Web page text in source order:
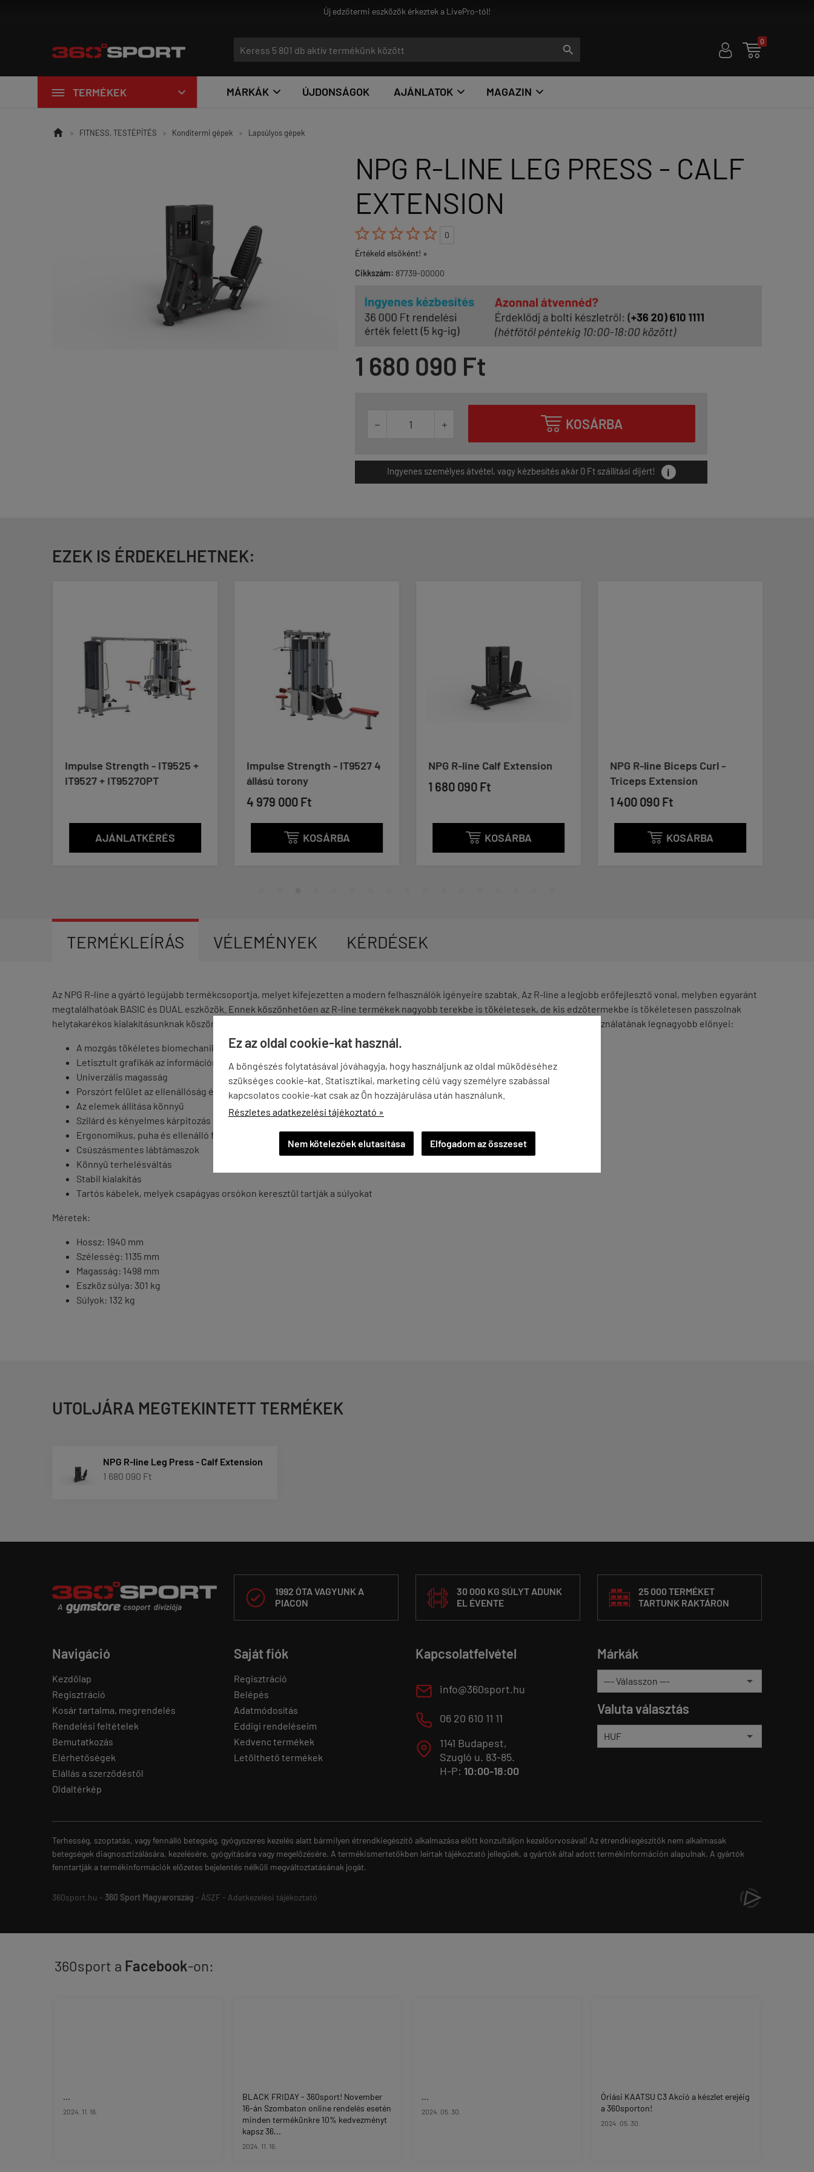
Ez az oldal cookie-kat használ.
A böngészés folytatásával jóváhagyja, hogy használjunk az oldal működéséhez
szükséges cookie-kat. Statisztikai, marketing célú vagy személyre szabással
kapcsolatos cookie-kat csak az Ön hozzájárulása után használunk.
Részletes adatkezelési tájékoztató »
Nem kötelezőek elutasítása Elfogadom az összeset
Új edzőtermi eszközök érkeztek a LivePro-tól!
S U 
0
 TERMÉKEK  MÁRKÁK  ÚJDONSÁGOK AJÁNLATOK  MAGAZIN 
 » FITNESS, TESTÉPÍTÉS » Konditermi gépek » Lapsúlyos gépek
NPG R-LINE LEG PRESS - CALF
EXTENSION

0
Értékeld elsőként! »
Cikkszám: 87739-00000
1 680 090 Ft
   KOSÁRBA
Ingyenes személyes átvétel, vagy kézbesítés akár 0 Ft szállítási díjért! i
EZEK IS ÉRDEKELHETNEK:
Impulse Strength - IT9525 +
IT9527 + IT9527OPT
AJÁNLATKÉRÉS
Impulse Strength - IT9527 4
állású torony
4 979 000 Ft
 KOSÁRBA
NPG R-line Calf Extension
1 680 090 Ft
 KOSÁRBA
NPG R-line Biceps Curl -
Triceps Extension
1 400 090 Ft
 KOSÁRBA
TERMÉKLEÍRÁS VÉLEMÉNYEK KÉRDÉSEK
Az NPG R-line a gyártó legújabb termékcsoportja, melyet kifejezetten a modern felhasználók igényeire szabtak. Az R-line a legjobb erőfejlesztő vonal, melyben egyaránt
megtalálhatóak BASIC és DUAL eszközök. Ennek köszönhetően az R-line termékek nagyobb terekbe is tökéletesek, de kis edzőtermekbe is tökéletesen passzolnak
helytakarékos kialakításunknak köszönhetően. Az NPG R-line 17 Basic, 12 Dual és 2 Cable típusú eszközt tartalmaz. Az eszközök használatának legnagyobb előnyei:
A mozgás tökéletes biomechanikája
Letisztult grafikák az információs táblán
Univerzális magasság
Porszórt felület az ellenállóság érdekében
Az elemek állítása könnyű
Szilárd és kényelmes kárpitozás
Ergonomikus, puha és ellenálló fogantyúk
Csúszásmentes lábtámaszok
Könnyű terhelésváltás
Stabil kialakítás
Tartós kábelek, melyek csapágyas orsókon keresztül tartják a súlyokat
Méretek:
Hossz: 1940 mm
Szélesség: 1135 mm
Magasság: 1498 mm
Eszköz súlya: 301 kg
Súlyok: 132 kg
UTOLJÁRA MEGTEKINTETT TERMÉKEK
NPG R-line Leg Press - Calf Extension
1 680 090 Ft

1992 ÓTA VAGYUNK A
PIACON
30 000 KG SÚLYT ADUNK
EL ÉVENTE
25 000 TERMÉKET
TARTUNK RAKTÁRON
Navigáció
Kezdőlap
Regisztráció
Kosár tartalma, megrendelés
Rendelési feltételek
Bemutatkozás
Elérhetőségek
Elállás a szerződéstől
Oldaltérkép
Saját fiók
Regisztráció
Belépés
Adatmódosítás
Eddigi rendeléseim
Kedvenc termékek
Letölthető termékek
Kapcsolatfelvétel
E info@360sport.hu
M 06 20 610 11 11
T
1141 Budapest,
Szugló u. 83-85.
H-P: 10:00-18:00
Márkák
Valuta választás
Terhesség, szoptatás, vagy fennálló betegség, gyógyszeres kezelés alatt bármilyen étrendkiegészítő alkalmazása előtt konzultáljon kezelőorvosával! Az étrendkiegészítők nem alkalmasak
betegségek diagnosztizálására, kezelésére, gyógyítására vagy megelőzésére. A termékismertetőkben leírtak tájékoztató jellegűek, a gyártók által adott termékinformáción alapulnak. A gyártók
fenntartják a termékinformációk előzetes bejelentés nélküli megváltoztatásának jogát.
360sport.hu - 360 Sport Magyarország - ÁSZF - Adatkezelési tájékoztató
360sport a Facebook-on:
...
2024. 11. 16.
BLACK FRIDAY - 360sport! November
16-án Szombaton online rendelés esetén
minden termékünkre 10% kedvezményt
kapsz 36...
2024. 11. 16.
...
2024. 05. 30.
Óriási KAATSU C3 Akció a készlet erejéig
a 360sporton!
2024. 05. 30.